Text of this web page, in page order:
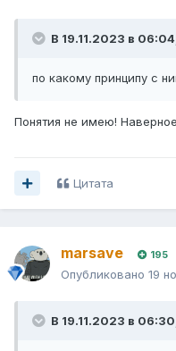
В 19.11.2023 в 06:04,
по какому принципу с
Понятия не имею!
Цитата
marsave 195
Опубликовано 19
В 19.11.2023 в 06:30,